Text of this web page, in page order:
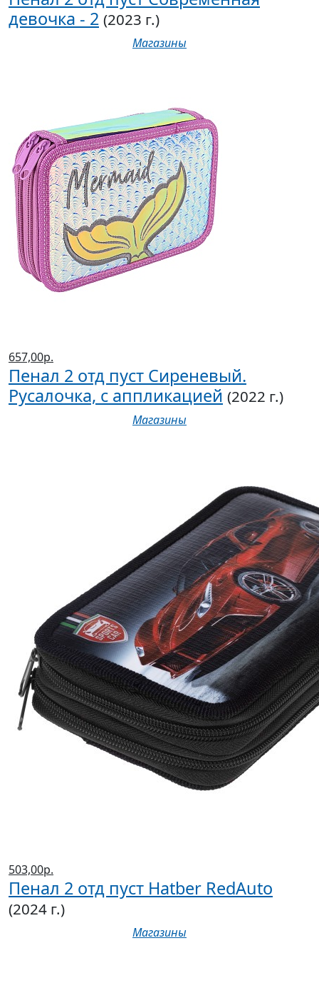
девочка - 2 (2023 г.)
Магазины
657,00р.
Пенал 2 отд пуст Сиреневый.
Русалочка, с аппликацией (2022 г.)
Магазины
503,00р.
Пенал 2 отд пуст Hatber RedAuto
(2024 г.)
Магазины